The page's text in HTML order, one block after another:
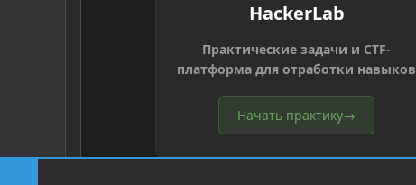
HackerLab
Практические задачи и CTF-
платформа для отработки навыков
Начать практику→